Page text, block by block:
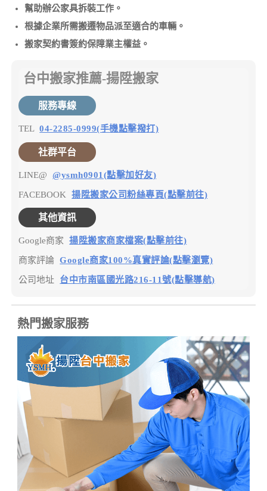
幫助辦公家具拆裝工作。
根據企業所需搬遷物品派至適合的車輛。
搬家契約書簽約保障業主權益。
台中搬家推薦-揚陞搬家
服務專線
TEL 04-2285-0999(手機點擊撥打)
社群平台
LINE@ @ysmh0901(點擊加好友)
FACEBOOK 揚陞搬家公司粉絲專頁(點擊前往)
其他資訊
Google商家 揚陞搬家商家檔案(點擊前往)
商家評論 Google商家100%真實評論(點擊瀏覽)
公司地址 台中市南區國光路216-11號(點擊導航)
熱門搬家服務